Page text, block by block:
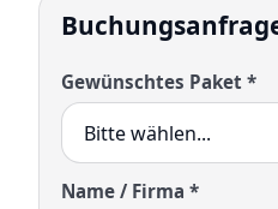
Gewünschtes Paket *
Name / Firma *